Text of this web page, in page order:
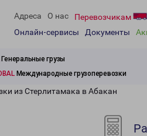
Адреса О нас Перевозчикам
Онлайн-сервисы
Документы
Генеральные грузы
Международные грузоперевозки
из Стерлитамака в Абакан